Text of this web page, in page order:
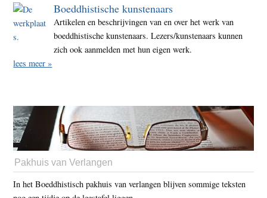
Boeddhistische kunstenaars
Artikelen en beschrijvingen van en over het werk van
boeddhistische kunstenaars. Lezers/kunstenaars kunnen
zich ook aanmelden met hun eigen werk.
lees meer »
Pakhuis van Verlangen
In het Boeddhistisch pakhuis van verlangen blijven sommige teksten